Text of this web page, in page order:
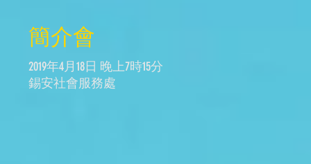
​簡介會
2019年4月18日 晚上7時15分
錫安社會服務處